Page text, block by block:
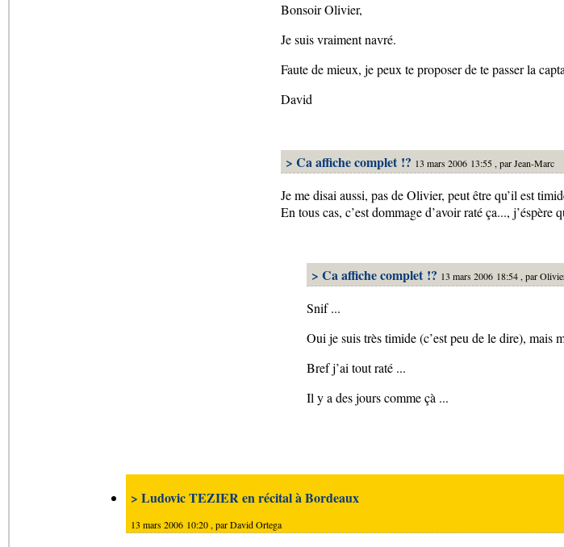
Bonsoir Olivier,
Je suis vraiment navré.
Faute de mieux, je peux te proposer de te passer la
David
> Ca affiche complet !? 13 mars 2006 13:55 , parJean-Marc
Je me disai aussi, pas de Olivier, peut être qu’il est
En tous cas, c’est dommage d’avoir raté ça...,
> Ca affiche complet !? 13 mars 2006 18:54 , par
Snif ...
Oui je suis très timide (c’est peu de le dire), mais
Bref j’ai tout raté ...
Il y a des jours comme çà ...
> Ludovic TEZIER en récital à Bordeaux
13 mars 2006 10:20 , parDavid Ortega